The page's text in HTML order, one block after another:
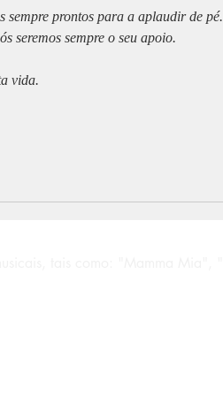
sempre prontos para a aplaudir de pé.
seremos sempre o seu apoio.
vida.